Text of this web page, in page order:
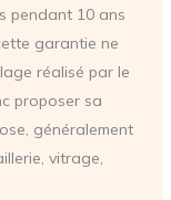
pendant 10 ans
garantie ne
réalisé par le
proposer sa
généralement
vitrage,